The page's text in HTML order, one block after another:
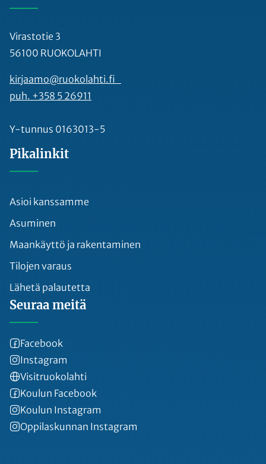
Virastotie 3
56100 RUOKOLAHTI
kirjaamo@ruokolahti.fi
puh. +358 5 26911
Y-tunnus 0163013-5
Pikalinkit
Asioi kanssamme
Asuminen
Maankäyttö ja rakentaminen
Tilojen varaus
Lähetä palautetta
Seuraa meitä
Facebook
Instagram
Visitruokolahti
Koulun Facebook
Koulun Instagram
Oppilaskunnan Instagram